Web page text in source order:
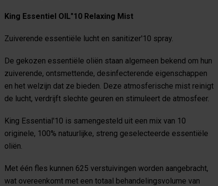
King Essentiel OIL"10 Relaxing Mist
Zuiverende essentiële lucht en sanitizer'10 spray.
De gekozen essentiële oliën staan ​​algemeen bekend om hun
zuiverende, ontsmettende, desinfecterende eigenschappen
en het welzijn dat ze bieden. Deze atmosferische mist reinigt
de lucht, verdrijft slechte geuren en stimuleert de atmosfeer.
King Essential'10 is samengesteld uit een mix van 10
originele, 100% natuurlijke, streng geselecteerde essentiële
oliën.
Met één fles kunnen 625 verstuivingen worden aangebracht,
wat overeenkomt met een totaal behandelingsvolume van